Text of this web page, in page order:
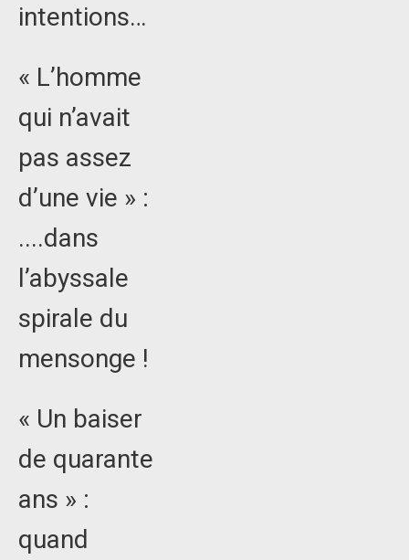
intentions…
« L’homme
qui n’avait
pas assez
d’une vie » :
....dans
l’abyssale
spirale du
mensonge !
« Un baiser
de quarante
ans » :
quand